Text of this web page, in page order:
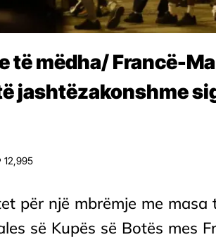
të mëdha/ Francë-
jashtëzakonshme
12,995
për një mbrëmje me masa
së Kupës së Botës mes